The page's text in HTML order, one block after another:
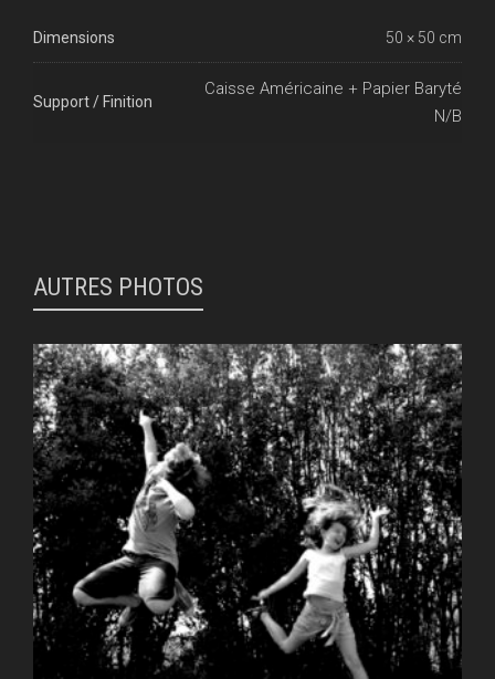
Dimensions 50 × 50 cm
Support / Finition
Caisse Américaine + Papier Baryté
N/B
AUTRES PHOTOS